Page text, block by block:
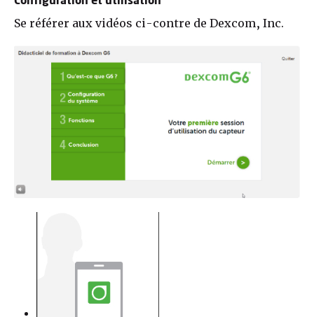
Se référer aux vidéos ci-contre de Dexcom, Inc.